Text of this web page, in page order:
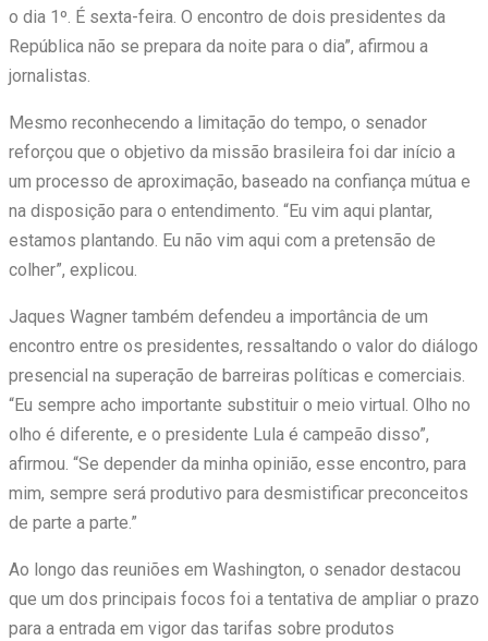
o dia 1º. É sexta-feira. O encontro de dois presidentes da
República não se prepara da noite para o dia”, afirmou a
jornalistas.
Mesmo reconhecendo a limitação do tempo, o senador
reforçou que o objetivo da missão brasileira foi dar início a
um processo de aproximação, baseado na confiança mútua e
na disposição para o entendimento. “Eu vim aqui plantar,
estamos plantando. Eu não vim aqui com a pretensão de
colher”, explicou.
Jaques Wagner também defendeu a importância de um
encontro entre os presidentes, ressaltando o valor do diálogo
presencial na superação de barreiras políticas e comerciais.
“Eu sempre acho importante substituir o meio virtual. Olho no
olho é diferente, e o presidente Lula é campeão disso”,
afirmou. “Se depender da minha opinião, esse encontro, para
mim, sempre será produtivo para desmistificar preconceitos
de parte a parte.”
Ao longo das reuniões em Washington, o senador destacou
que um dos principais focos foi a tentativa de ampliar o prazo
para a entrada em vigor das tarifas sobre produtos